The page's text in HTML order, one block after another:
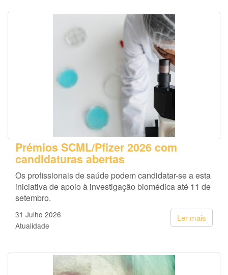
Prémios SCML/Pfizer 2026 com
candidaturas abertas
Os profissionais de saúde podem candidatar-se a esta
iniciativa de apoio à investigação biomédica até 11 de
setembro.
Ler mais
31 Julho 2026
Atualidade